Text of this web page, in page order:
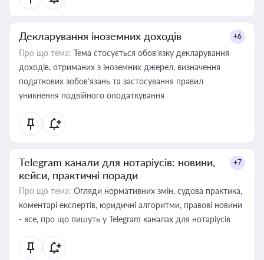
Декларування іноземних доходів +6
Про що тема: Тема стосується обов’язку декларування
доходів, отриманих з іноземних джерел, визначення
податкових зобов’язань та застосування правил
уникнення подвійного оподаткування
Telegram канали для нотаріусів: новини,
кейси, практичні поради
+7
Про що тема: Огляди нормативних змін, судова практика,
коментарі експертів, юридичні алгоритми, правові новини
- все, про що пишуть у Telegram каналах для нотаріусів